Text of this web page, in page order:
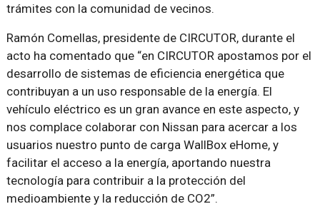
trámites con la comunidad de vecinos.
Ramón Comellas, presidente de CIRCUTOR, durante el
acto ha comentado que en CIRCUTOR apostamos por el
desarrollo de sistemas de eficiencia energética que
contribuyan a un uso responsable de la energía. El
vehículo eléctrico es un gran avance en este aspecto, y
nos complace colaborar con Nissan para acercar a los
usuarios nuestro punto de carga WallBox eHome, y
facilitar el acceso a la energía, aportando nuestra
tecnología para contribuir a la protección del
medioambiente y la reducción de CO2 .